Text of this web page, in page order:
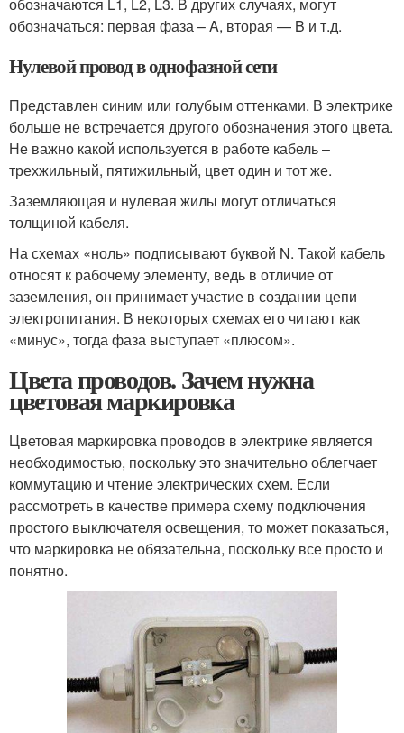
обозначаются L1, L2, L3. В других случаях, могут
обозначаться: первая фаза – A, вторая — B и т.д.
Нулевой провод в однофазной сети
Представлен синим или голубым оттенками. В электрике
больше не встречается другого обозначения этого цвета.
Не важно какой используется в работе кабель –
трехжильный, пятижильный, цвет один и тот же.
Заземляющая и нулевая жилы могут отличаться
толщиной кабеля.
На схемах «ноль» подписывают буквой N. Такой кабель
относят к рабочему элементу, ведь в отличие от
заземления, он принимает участие в создании цепи
электропитания. В некоторых схемах его читают как
«минус», тогда фаза выступает «плюсом».
Цвета проводов. Зачем нужна
цветовая маркировка
Цветовая маркировка проводов в электрике является
необходимостью, поскольку это значительно облегчает
коммутацию и чтение электрических схем. Если
рассмотреть в качестве примера схему подключения
простого выключателя освещения, то может показаться,
что маркировка не обязательна, поскольку все просто и
понятно.